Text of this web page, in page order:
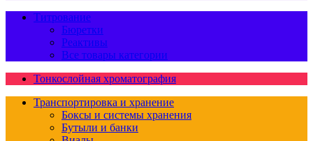
Титрование
Бюретки
Реактивы
Все товары категории
Тонкослойная хроматография
Транспортировка и хранение
Боксы и системы хранения
Бутыли и банки